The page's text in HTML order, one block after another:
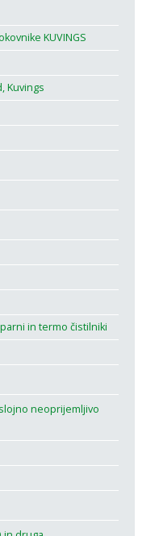
KUVINGS
Kuvings
parni in termo čistilniki
neoprijemljivo